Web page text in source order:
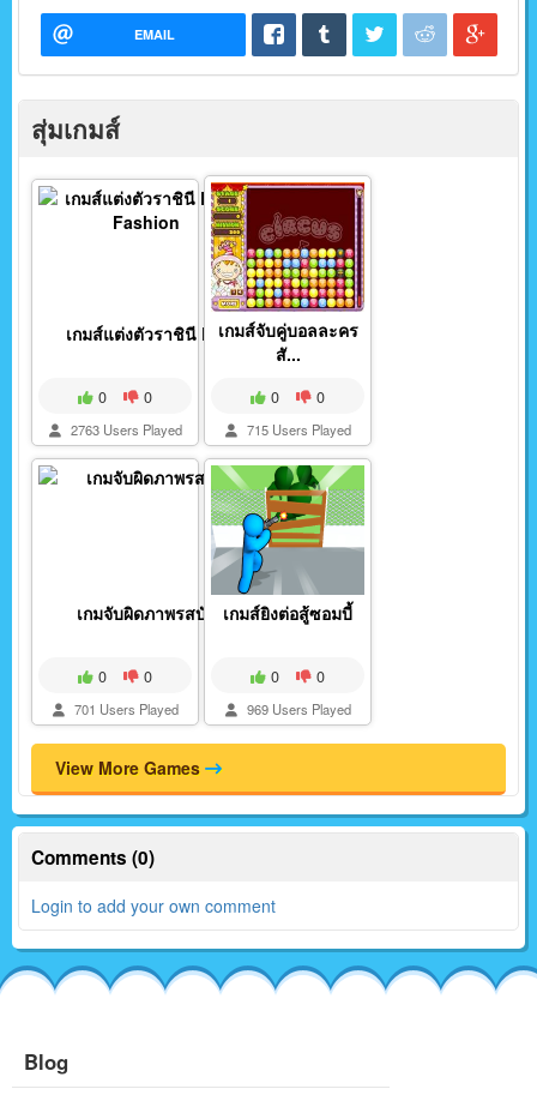
EMAIL
สุ่มเกมส์
เกมส์แต่งตัวราชินี R...
0 0
2763 Users Played
เกมส์จับคู่บอลละคร
สั...
0 0
715 Users Played
เกมจับผิดภาพรสบัส
0 0
701 Users Played
เกมส์ยิงต่อสู้ซอมบี้
0 0
969 Users Played
View More Games
Comments (0)
Login to add your own comment
Blog